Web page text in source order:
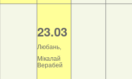
23.03
Любань,
Мікалай
Верабей